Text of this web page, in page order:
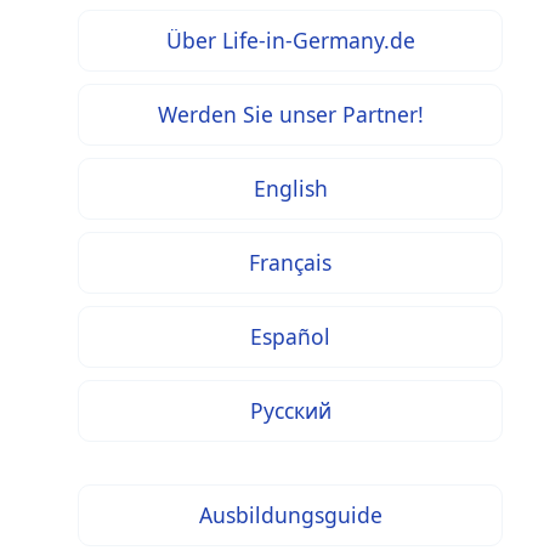
Über Life-in-Germany.de
Werden Sie unser Partner!
English
Français
Español
Русский
Ausbildungsguide